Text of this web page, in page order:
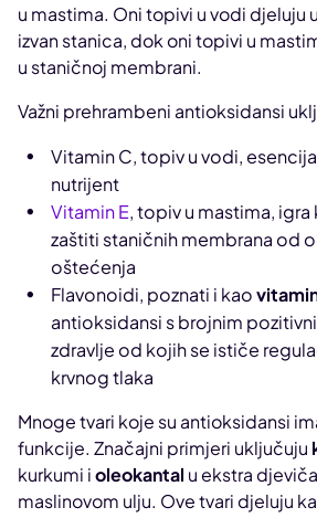
u mastima. Oni topivi u vodi djeluju
izvan stanica, dok oni topivi u
u staničnoj membrani.
Važni prehrambeni antioksidansi
Vitamin C, topiv u vodi,
nutrijent
Vitamin E, topiv u mastima, igra
zaštiti staničnih membrana od
oštećenja
Flavonoidi, poznati i kao
antioksidansi s brojnim
zdravlje od kojih se ističe
krvnog tlaka
Mnoge tvari koje su antioksidansi
funkcije. Značajni primjeri uključuju
kurkumi ioleokantal u ekstra
maslinovom ulju. Ove tvari djeluju